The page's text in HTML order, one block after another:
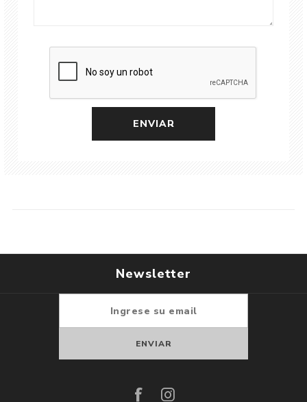
Newsletter